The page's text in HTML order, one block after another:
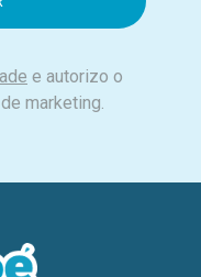
e autorizo o
marketing.